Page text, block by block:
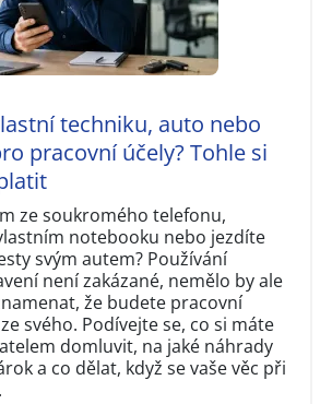
techniku, auto nebo
pracovní účely? Tohle si
ze soukromého telefonu,
notebooku nebo jezdíte
svým autem? Používání
není zakázané, nemělo by ale
že budete pracovní
svého. Podívejte se, co si máte
domluvit, na jaké náhrady
a co dělat, když se vaše věc při